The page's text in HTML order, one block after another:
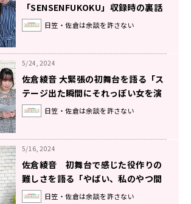
「SENSENFUKOKU」収録時の裏話
を語る「スタッフさんの間で意見が
割れて…」
日笠・佐倉は余談を許さない
5/24, 2024
佐倉綾音 大緊張の初舞台を語る「ス
テージ出た瞬間にそれっぽい女を演
出していただけです。裏ではずっと
ビエビエしてました」
日笠・佐倉は余談を許さない
5/16, 2024
佐倉綾音 初舞台で感じた役作りの
難しさを語る「やばい、私のやつ間
違えてるかも」
日笠・佐倉は余談を許さない